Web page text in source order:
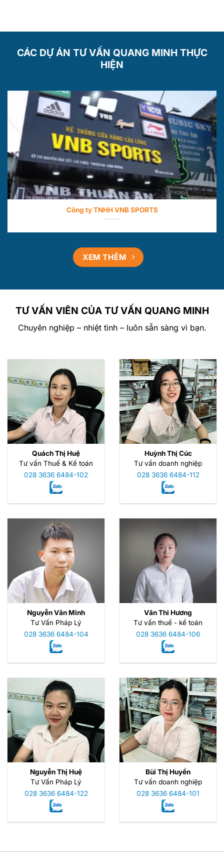
CÁC DỰ ÁN TƯ VẤN QUANG MINH THỰC
HIỆN
Công ty TNHH VNB SPORTS
XEM THÊM
TƯ VẤN VIÊN CỦA TƯ VẤN QUANG MINH
Chuyên nghiệp – nhiệt tình – luôn sẵn sàng vì bạn.
Quách Thị Huệ
Tư vấn Thuế & Kế toán
028 3636 6484-102
Huỳnh Thị Cúc
Tư vấn doanh nghiệp
028 3636 6484-112
Nguyễn Văn Minh
Tư Vấn Pháp Lý
028 3636 6484-104
Văn Thi Hương
Tư vấn thuế - kế toán
028 3636 6484-106
Nguyễn Thị Huệ
Tư Vấn Pháp Lý
028 3636 6484-122
Bùi Thị Huyền
Tư vấn doanh nghiệp
028 3636 6484-101